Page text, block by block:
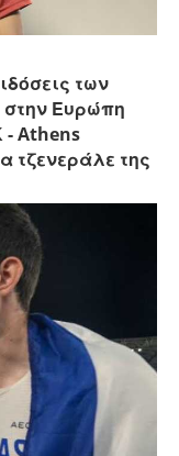
των
Ευρώπη
- Athens
τζενεράλε της